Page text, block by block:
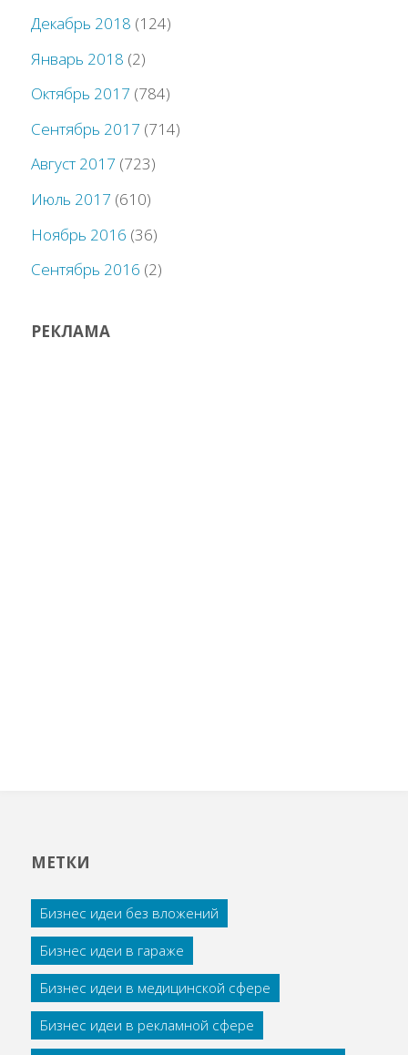
Декабрь 2018 (124)
Январь 2018 (2)
Октябрь 2017 (784)
Сентябрь 2017 (714)
Август 2017 (723)
Июль 2017 (610)
Ноябрь 2016 (36)
Сентябрь 2016 (2)
РЕКЛАМА
МЕТКИ
Бизнес идеи без вложений
Бизнес идеи в гараже
Бизнес идеи в медицинской сфере
Бизнес идеи в рекламной сфере